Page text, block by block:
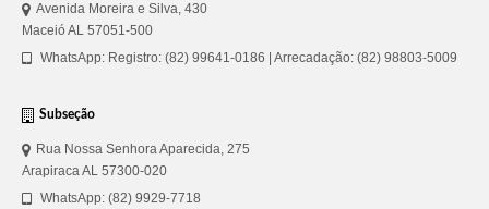
Avenida Moreira e Silva, 430
Maceió AL 57051-500
WhatsApp: Registro: (82) 99641-0186 | Arrecadação: (82) 98803-5009
Subseção
Rua Nossa Senhora Aparecida, 275
Arapiraca AL 57300-020
WhatsApp: (82) 9929-7718